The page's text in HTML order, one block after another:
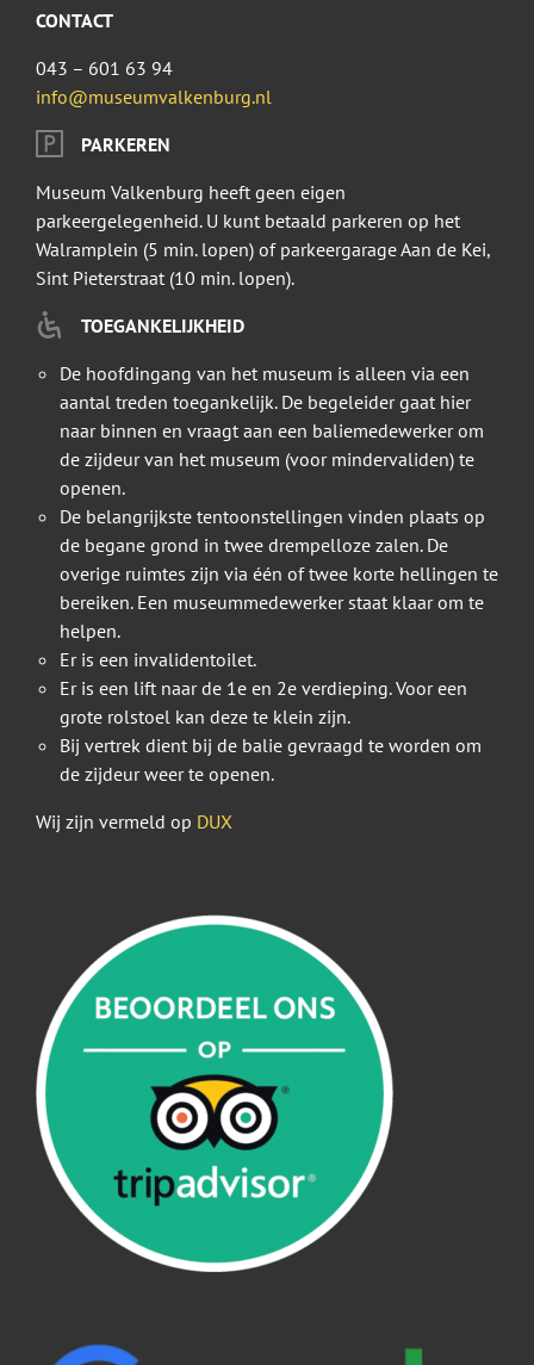
CONTACT
043 – 601 63 94
info@museumvalkenburg.nl
PARKEREN
Museum Valkenburg heeft geen eigen
parkeergelegenheid. U kunt betaald parkeren op het
Walramplein (5 min. lopen) of parkeergarage Aan de Kei,
Sint Pieterstraat (10 min. lopen).
TOEGANKELIJKHEID
De hoofdingang van het museum is alleen via een
aantal treden toegankelijk. De begeleider gaat hier
naar binnen en vraagt aan een baliemedewerker om
de zijdeur van het museum (voor mindervaliden) te
openen.
De belangrijkste tentoonstellingen vinden plaats op
de begane grond in twee drempelloze zalen. De
overige ruimtes zijn via één of twee korte hellingen te
bereiken. Een museummedewerker staat klaar om te
helpen.
Er is een invalidentoilet.
Er is een lift naar de 1e en 2e verdieping. Voor een
grote rolstoel kan deze te klein zijn.
Bij vertrek dient bij de balie gevraagd te worden om
de zijdeur weer te openen.
Wij zijn vermeld op DUX